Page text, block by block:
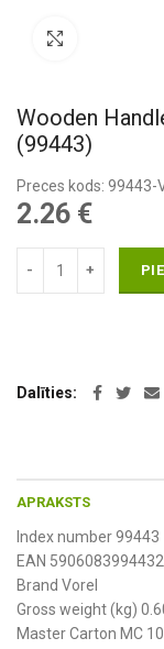
Wooden
(99443)
Preces kods: 99443-
2.26 €
Dalīties
APRAKSTS
Index number 99443
EAN 5906083994432
Brand Vorel
Gross weight (kg)
Master Carton MC 10